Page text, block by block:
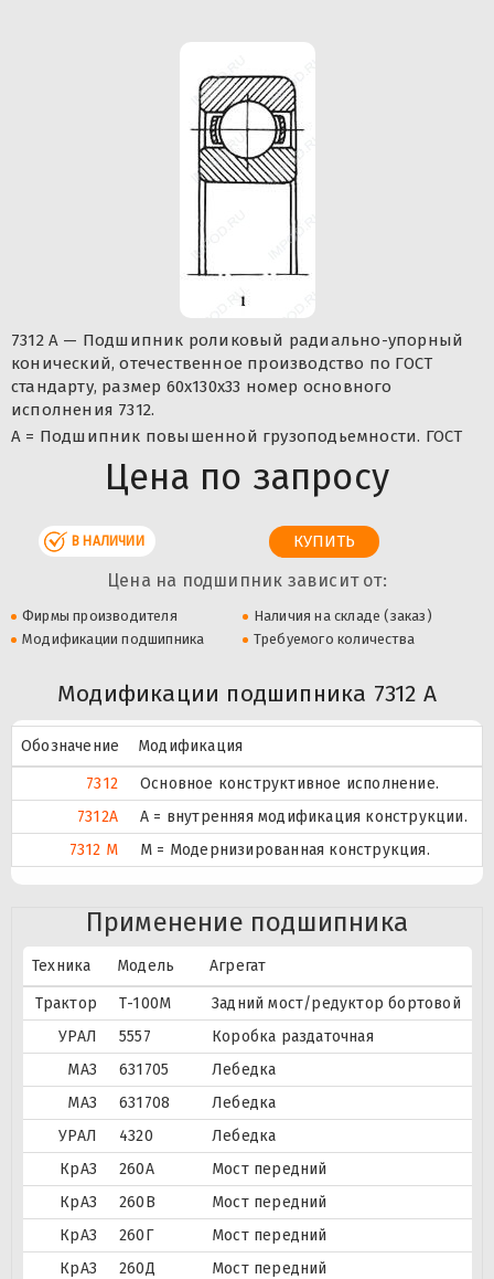
7312 А — Подшипник роликовый радиально-упорный
конический, отечественное производство по ГОСТ
стандарту, размер 60x130x33 номер основного
исполнения 7312.
А = Подшипник повышенной грузоподьемности. ГОСТ
Цена по запросу
В НАЛИЧИИ
Цена на подшипник зависит от:
Фирмы производителя
Наличия на складе (заказ)
Модификации подшипника
Требуемого количества
Модификации подшипника 7312 А
Обозначение
Модификация
7312
Основное конструктивное исполнение.
7312A
A = внутренняя модификация конструкции.
7312 М
М = Модернизированная конструкция.
Применение подшипника
Техника Модель
Агрегат
Трактор
Т-100М
Задний мост/редуктор бортовой
УРАЛ
5557
Коробка раздаточная
МАЗ
631705
Лебедка
МАЗ
631708
Лебедка
УРАЛ
4320
Лебедка
КрАЗ
260А
Мост передний
КрАЗ
260В
Мост передний
КрАЗ
260Г
Мост передний
КрАЗ
260Д
Мост передний